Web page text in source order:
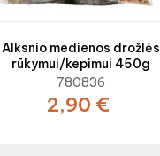
Alksnio medienos drožlės
rūkymui/kepimui 450g
780836
2,90 €